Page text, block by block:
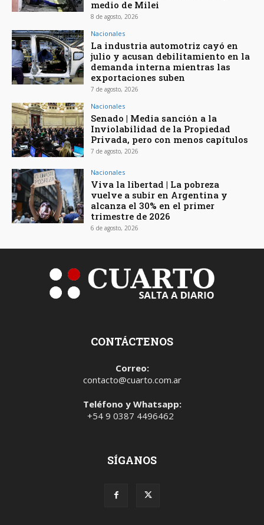
medio de Milei
8 de agosto, 2026
Nacionales
La industria automotriz cayó en
julio y acusan debilitamiento en la
demanda interna mientras las
exportaciones suben
7 de agosto, 2026
Nacionales
Senado | Media sanción a la
Inviolabilidad de la Propiedad
Privada, pero con menos capítulos
7 de agosto, 2026
Nacionales
Viva la libertad | La pobreza
vuelve a subir en Argentina y
alcanza el 30% en el primer
trimestre de 2026
6 de agosto, 2026
CONTÁCTENOS
Correo:
contacto@cuarto.com.ar
Teléfono y Whatsapp:
+54 9 0387 4496462
SÍGANOS